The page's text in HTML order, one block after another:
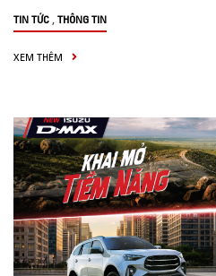
TIN TỨC , THÔNG TIN
XEM THÊM